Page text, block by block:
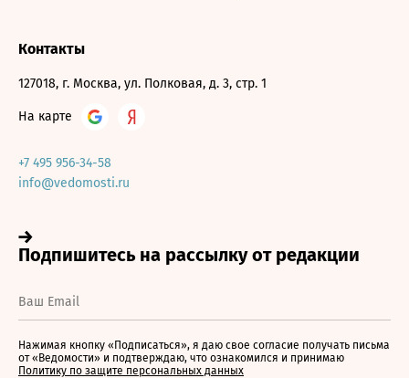
Контакты
127018, г. Москва, ул. Полковая, д. 3, стр. 1
На карте
+7 495 956-34-58
info@vedomosti.ru
Нажимая кнопку «Подписаться», я даю свое согласие получать письма
от «Ведомости» и подтверждаю, что ознакомился и принимаю
Политику по защите персональных данных